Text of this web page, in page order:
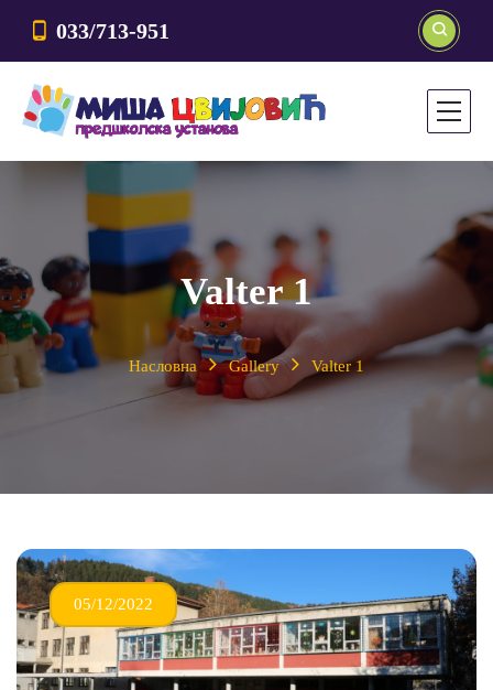
033/713-951
Valter 1
Насловна Gallery Valter 1
05/12/2022